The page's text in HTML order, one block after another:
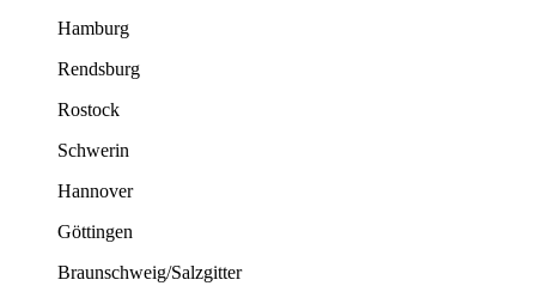
Hamburg
Rendsburg
Rostock
Schwerin
Hannover
Göttingen
Braunschweig/Salzgitter